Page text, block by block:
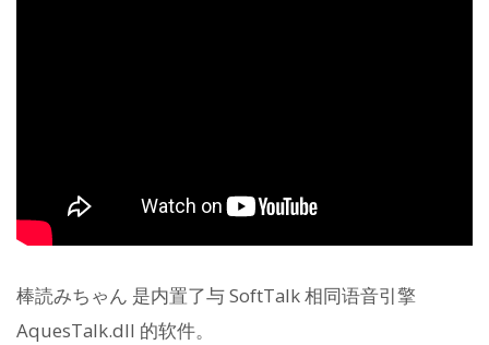
棒読みちゃん 是内置了与 SoftTalk 相同语音引擎
AquesTalk.dll 的软件。